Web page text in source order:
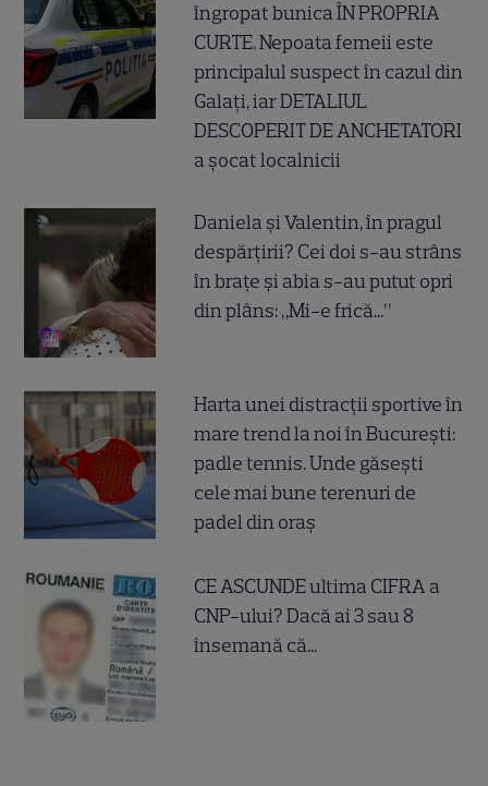
îngropat bunica ÎN PROPRIA
CURTE. Nepoata femeii este
principalul suspect în cazul din
Galați, iar DETALIUL
DESCOPERIT DE ANCHETATORI
a șocat localnicii
Daniela și Valentin, în pragul
despărțirii? Cei doi s-au strâns
în brațe și abia s-au putut opri
din plâns: „Mi-e frică...”
Harta unei distracții sportive în
mare trend la noi în București:
padle tennis. Unde găsești
cele mai bune terenuri de
padel din oraș
CE ASCUNDE ultima CIFRA a
CNP-ului? Dacă ai 3 sau 8
însemană că...